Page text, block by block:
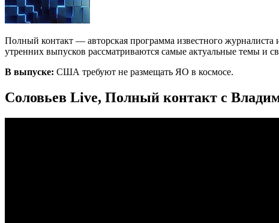
Полный контакт — авторская программа известного
утренних выпусков рассматриваются самые актуальные темы и
В выпуске: США требуют не размещать ЯО в космосе.
Соловьев Live, Полный контакт с